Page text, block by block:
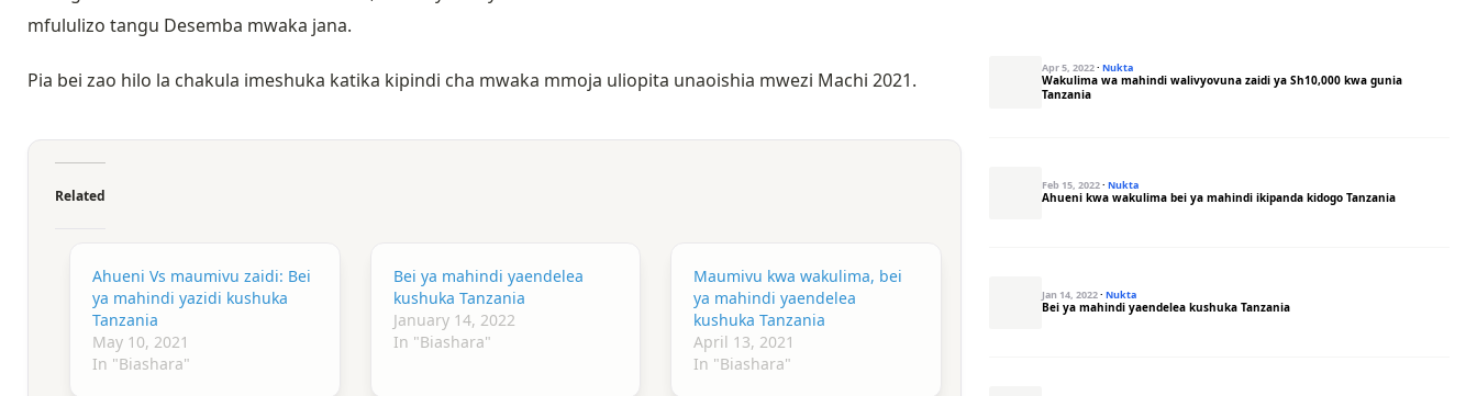
mfululizo tangu Desemba mwaka jana.
Pia bei zao hilo la chakula imeshuka katika kipindi cha mwaka mmoja uliopita unaoishia mwezi Machi 2021.
Related
Ahueni Vs maumivu zaidi: Bei
ya mahindi yazidi kushuka
Tanzania
May 10, 2021
In "Biashara"
Bei ya mahindi yaendelea
kushuka Tanzania
January 14, 2022
In "Biashara"
Maumivu kwa wakulima, bei
ya mahindi yaendelea
kushuka Tanzania
April 13, 2021
In "Biashara"
Apr 5, 2022·Nukta
Wakulima wa mahindi walivyovuna zaidi ya Sh10,000 kwa gunia
Tanzania
Feb 15, 2022·Nukta
Ahueni kwa wakulima bei ya mahindi ikipanda kidogo Tanzania
Jan 14, 2022·Nukta
Bei ya mahindi yaendelea kushuka Tanzania